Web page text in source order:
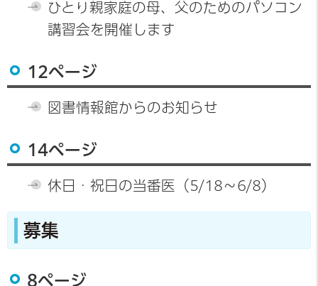
ひとり親家庭の母、父のためのパソコン
講習会を開催します
12ページ
図書情報館からのお知らせ
14ページ
休日・祝日の当番医（5/18～6/8）
募集
8ページ